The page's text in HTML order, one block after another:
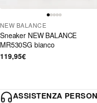
NEW BALANCE
Sneaker NEW BALANCE
MR530SG bianco
119,95€
ASSISTENZA